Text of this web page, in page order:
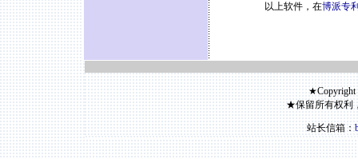
以上软件，在博派专
★Copyright
★保留所有权利
站长信箱：